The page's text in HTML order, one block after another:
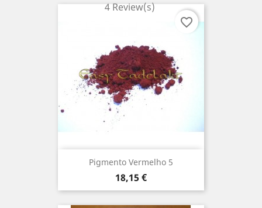
4 Review(s)
Pigmento Vermelho 5
Preço
18,15 €
favorite_border